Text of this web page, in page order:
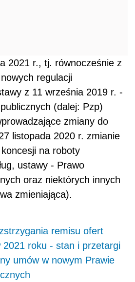
2021 r., tj. równocześnie z
regulacji
z 11 września 2019 r. -
(dalej: Pzp)
zmiany do
listopada 2020 r. zmianie
na roboty
ustawy - Prawo
oraz niektórych innych
zmieniająca).
remisu ofert
2021 roku - stan i przetargi
umów w nowym Prawie